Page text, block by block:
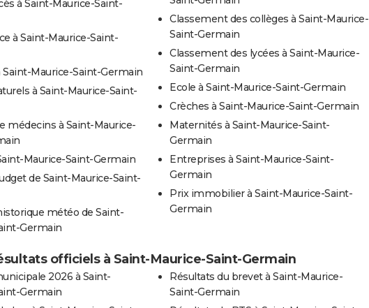
à Saint-Maurice-Saint-
à Saint-Maurice-Saint-
Saint-Maurice-Saint-Germain
à Saint-Maurice-Saint-
médecins à Saint-Maurice-
Maurice-Saint-Germain
de Saint-Maurice-Saint-
météo de Saint-
Germain
Classement des collèges à Saint-Maurice-
Saint-Germain
Classement des lycées à Saint-Maurice-
Saint-Germain
Ecole à Saint-Maurice-Saint-Germain
Crèches à Saint-Maurice-Saint-Germain
Maternités à Saint-Maurice-Saint-
Germain
Entreprises à Saint-Maurice-Saint-
Germain
Prix immobilier à Saint-Maurice-Saint-
Germain
officiels à Saint-Maurice-Saint-Germain
2026 à Saint-
Germain
Résultats du brevet à Saint-Maurice-
Saint-Germain